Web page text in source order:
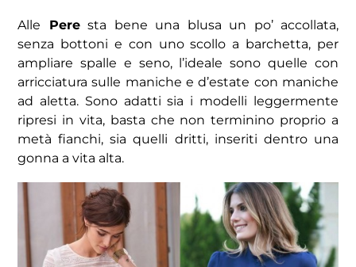
Alle Peresta bene una blusa un po’ accollata,
senza bottoni e con uno scollo a barchetta, per
ampliare spalle e seno, l’ideale sono quelle con
arricciatura sulle maniche e d’estate con maniche
ad aletta. Sono adatti sia i modelli leggermente
ripresi in vita, basta che non terminino proprio a
metà fianchi, sia quelli dritti, inseriti dentro una
gonna a vita alta.